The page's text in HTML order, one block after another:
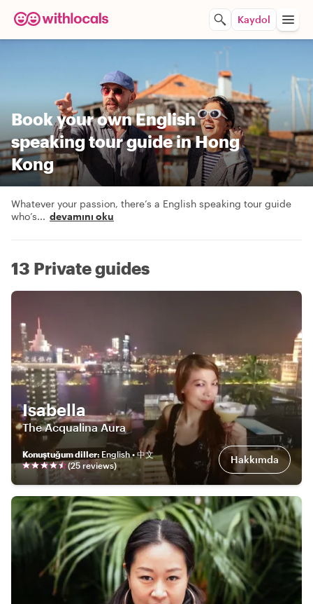
Kaydol
Book your own English
speaking tour guide in Hong
Kong
Whatever your passion, there’s a English speaking tour guide
who’s... devamını oku
13 Private guides
Isabella
The Acqualina Aura
Konuştuğum diller: English • 中文
(25 reviews) Hakkımda